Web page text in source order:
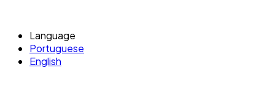
Language
Portuguese
English